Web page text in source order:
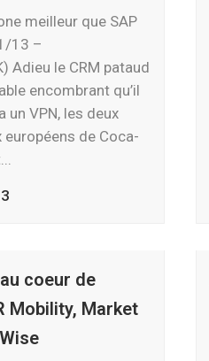
meilleur que SAP
13 –
Adieu le CRM pataud
encombrant qu’il
VPN, les deux
de Coca-
coeur de
Mobility, Market